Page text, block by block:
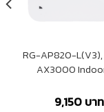
RG-AP820-L(V3),
AX3000
9,150บาท